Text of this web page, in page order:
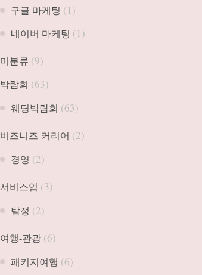
구글 마케팅 (1)
네이버 마케팅 (1)
미분류 (9)
박람회 (63)
웨딩박람회 (63)
비즈니즈-커리어 (2)
경영 (2)
서비스업 (3)
탐정 (2)
여행-관광 (6)
패키지여행 (6)